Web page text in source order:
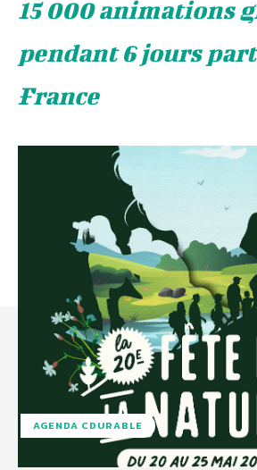
15 000 animations
pendant 6 jours
France
AGENDA CDURABLE